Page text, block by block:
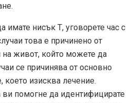
имате нисък Т, уговорете час с
това е причинено от
на живот, който можете да
се причинява от основно
което изисква лечение.
помогне да идентифицирате